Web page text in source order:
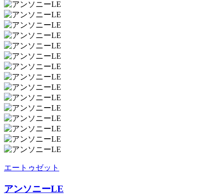
エートゥゼット
アンソニーLE